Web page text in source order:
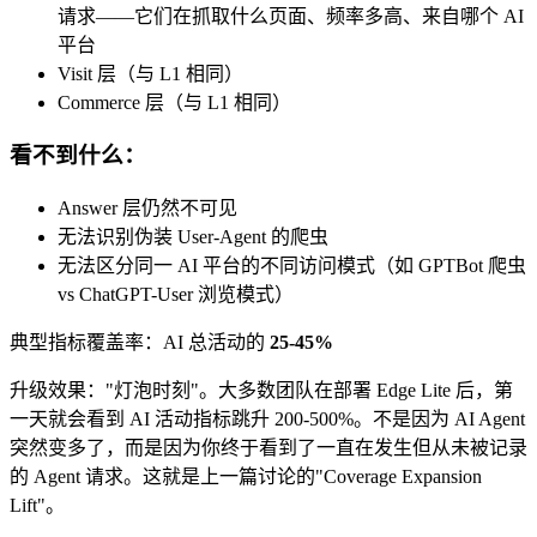
请求——它们在抓取什么页面、频率多高、来自哪个 AI
平台
Visit 层（与 L1 相同）
Commerce 层（与 L1 相同）
看不到什么：
Answer 层仍然不可见
无法识别伪装 User-Agent 的爬虫
无法区分同一 AI 平台的不同访问模式（如 GPTBot 爬虫
vs ChatGPT-User 浏览模式）
典型指标覆盖率：AI 总活动的 25-45%
升级效果："灯泡时刻"。大多数团队在部署 Edge Lite 后，第
一天就会看到 AI 活动指标跳升 200-500%。不是因为 AI Agent
突然变多了，而是因为你终于看到了一直在发生但从未被记录
的 Agent 请求。这就是上一篇讨论的"Coverage Expansion
Lift"。